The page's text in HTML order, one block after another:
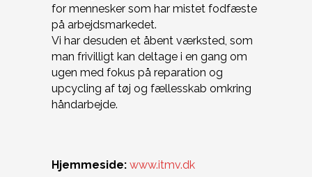
for mennesker som har mistet fodfæste
på arbejdsmarkedet.
Vi har desuden et åbent værksted, som
man frivilligt kan deltage i en gang om
ugen med fokus på reparation og
upcycling af tøj og fællesskab omkring
håndarbejde.
Hjemmeside: www.itmv.dk